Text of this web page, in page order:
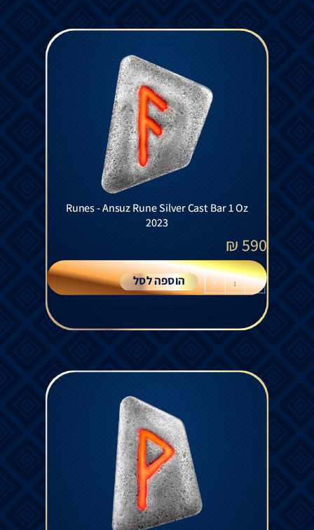
Runes - Ansuz Rune Silver Cast Bar 1 Oz
2023
590
₪
-
+ הוספה לסל